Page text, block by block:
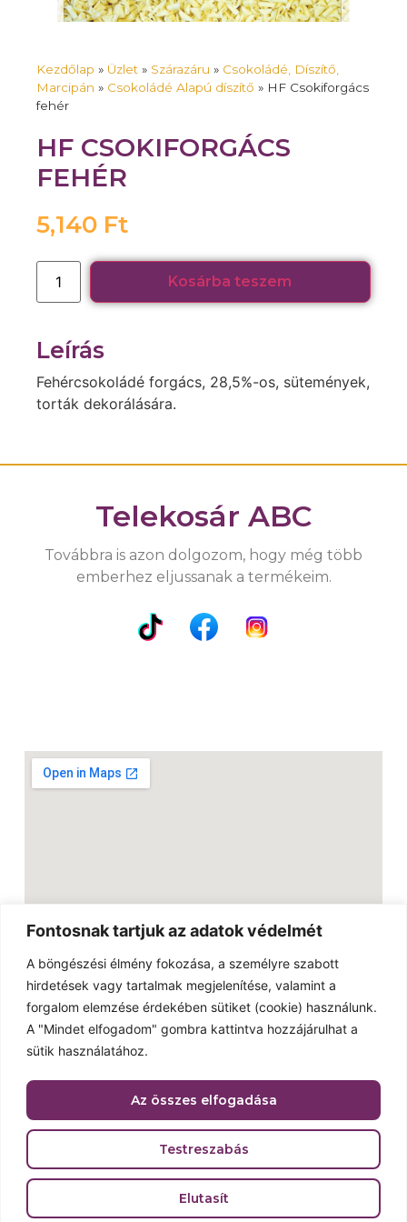
Fontosnak tartjuk az adatok védelmét
A böngészési élmény fokozása, a személyre szabott
hirdetések vagy tartalmak megjelenítése, valamint a
forgalom elemzése érdekében sütiket (cookie) használunk.
A "Mindet elfogadom" gombra kattintva hozzájárulhat a
sütik használatához.
Testreszabás
Elutasít
Az összes elfogadása
Kezdőlap » Üzlet » Szárazáru » Csokoládé, Díszítő,
Marcipán » Csokoládé Alapú díszítő » HF Csokiforgács
fehér
HF CSOKIFORGÁCS
FEHÉR
5,140 Ft
Kosárba teszem
Leírás
Fehércsokoládé forgács, 28,5%-os, sütemények,
torták dekorálására.
Telekosár ABC
Továbbra is azon dolgozom, hogy még több
emberhez eljussanak a termékeim.
Linkek
Külföldi snackek
Reklámújság
Adatvédelmi nyilatkozat
2023 © Minden jog fenntartva. Made with love by
baksakristof.hu